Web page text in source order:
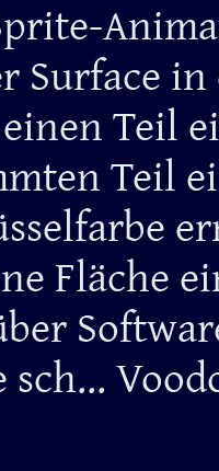
Surface in
Teil
Teil
Fläche